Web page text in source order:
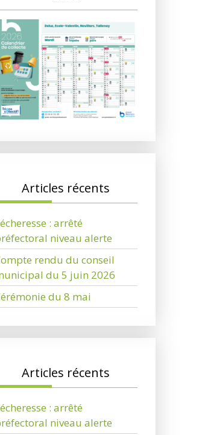
Articles récents
: arrêté
niveau alerte
rendu du conseil
du 5 juin 2026
du 8 mai
Articles récents
: arrêté
niveau alerte